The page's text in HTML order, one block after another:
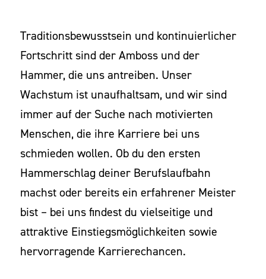
Traditionsbewusstsein und kontinuierlicher
Fortschritt sind der Amboss und der
Hammer, die uns antreiben. Unser
Wachstum ist unaufhaltsam, und wir sind
immer auf der Suche nach motivierten
Menschen, die ihre Karriere bei uns
schmieden wollen. Ob du den ersten
Hammerschlag deiner Berufslaufbahn
machst oder bereits ein erfahrener Meister
bist – bei uns findest du vielseitige und
attraktive Einstiegsmöglichkeiten sowie
hervorragende Karrierechancen.